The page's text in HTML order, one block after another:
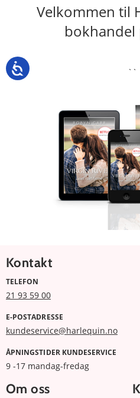
Velkommen til
bokhandel
``
Kontakt
TELEFON
21 93 59 00
E-POSTADRESSE
kundeservice@harlequin.no
ÅPNINGSTIDER KUNDESERVICE
9 -17 mandag-fredag
Om oss